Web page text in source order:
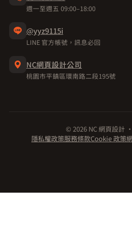
週一至週五 09:00–18:00
@yyz9115i
LINE 官方帳號，訊息必回
NC網頁設計公司
桃園市平鎮區環南路二段195號
© 2026 NC 網頁設計
隱私權政策服務條款Cookie 政策